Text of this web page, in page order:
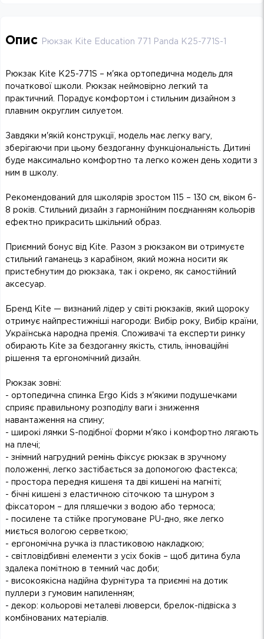
Опис Рюкзак Kite Education 771 Panda K25-771S-1
Рюкзак Kite K25-771S – м'яка ортопедична модель для
початкової школи. Рюкзак неймовірно легкий та
практичний. Порадує комфортом і стильним дизайном з
плавним округлим силуетом.
Завдяки м'якій конструкції, модель має легку вагу,
зберігаючи при цьому бездоганну функціональність. Дитині
буде максимально комфортно та легко кожен день ходити з
ним в школу.
Рекомендований для школярів зростом 115 – 130 см, віком 6-
8 років. Стильний дизайн з гармонійним поєднанням кольорів
ефектно прикрасить шкільний образ.
Приємний бонус від Kite. Разом з рюкзаком ви отримуєте
стильний гаманець з карабіном, який можна носити як
пристебнутим до рюкзака, так і окремо, як самостійний
аксесуар.
Бренд Kite — визнаний лідер у світі рюкзаків, який щороку
отримує найпрестижніші нагороди: Вибір року, Вибір країни,
Українська народна премія. Споживачі та експерти ринку
обирають Kite за бездоганну якість, стиль, інноваційні
рішення та ергономічний дизайн.
Рюкзак зовні:
- ортопедична спинка Ergo Kids з м'якими подушечками
сприяє правильному розподілу ваги і зниження
навантаження на спину;
- широкі лямки S-подібної форми м'яко і комфортно лягають
на плечі;
- знімний нагрудний ремінь фіксує рюкзак в зручному
положенні, легко застібається за допомогою фастекса;
- простора передня кишеня та дві кишені на магніті;
- бічні кишені з еластичною сіточкою та шнуром з
фіксатором – для пляшечки з водою або термоса;
- посилене та стійке прогумоване PU-дно, яке легко
миється вологою серветкою;
- ергономічна ручка із пластиковою накладкою;
- світловідбивні елементи з усіх боків – щоб дитина була
здалека помітною в темний час доби;
- високоякісна надійна фурнітура та приємні на дотик
пуллери з гумовим напиленням;
- декор: кольорові металеві люверси, брелок-підвіска з
комбінованих матеріалів.